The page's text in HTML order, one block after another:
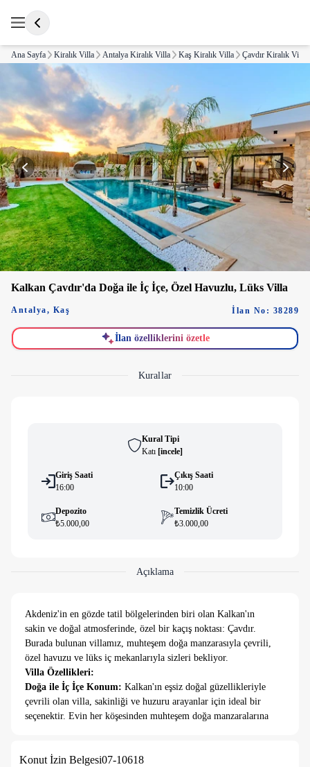
Ana Sayfa Kiralık Villa Antalya Kiralık Villa Kaş Kiralık Villa Çavdır Kiralık Villa
Kalkan Çavdır'da Doğa ile İç İçe, Özel Havuzlu, Lüks Villa
Antalya, Kaş İlan No: 38289
İlan özelliklerini özetle
Kurallar
Kural Tipi
Katı [i̇ncele]
Giriş Saati
16:00
Çıkış Saati
10:00
Depozito
₺5.000,00
Temizlik Ücreti
₺3.000,00
Açıklama
Akdeniz'in en gözde tatil bölgelerinden biri olan Kalkan'ın
sakin ve doğal atmosferinde, özel bir kaçış noktası: Çavdır.
Burada bulunan villamız, muhteşem doğa manzarasıyla çevrili,
özel havuzu ve lüks iç mekanlarıyla sizleri bekliyor.
Villa Özellikleri:
Doğa ile İç İçe Konum: Kalkan'ın eşsiz doğal güzellikleriyle
çevrili olan villa, sakinliği ve huzuru arayanlar için ideal bir
seçenektir. Evin her köşesinden muhteşem doğa manzaralarına
özel yüzme havuzu ve güneşlenme terasıyla dinlenme ve
Konut İzin Belgesi07-10618